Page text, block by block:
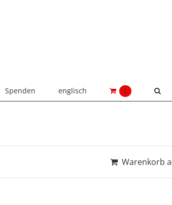
Spenden englisch 1
Warenkorb